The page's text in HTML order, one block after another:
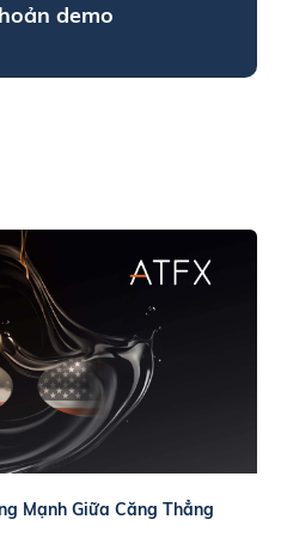
demo
Mạnh Giữa Căng Thẳng